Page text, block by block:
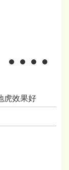
虎效果好